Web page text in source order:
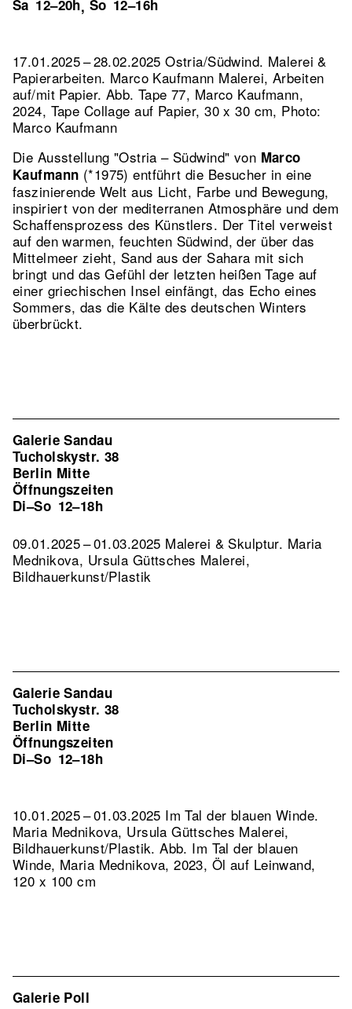
Sa 12–20h, So 12–16h
17.01.2025 – 28.02.2025 Ostria/Südwind. Malerei &
Papierarbeiten. Marco Kaufmann Malerei, Arbeiten
auf/mit Papier. Abb. Tape 77, Marco Kaufmann,
2024, Tape Collage auf Papier, 30 x 30 cm, Photo:
Marco Kaufmann
Die Ausstellung "Ostria – Südwind" von Marco
Kaufmann (*1975) entführt die Besucher in eine
faszinierende Welt aus Licht, Farbe und Bewegung,
inspiriert von der mediterranen Atmosphäre und dem
Schaffensprozess des Künstlers. Der Titel verweist
auf den warmen, feuchten Südwind, der über das
Mittelmeer zieht, Sand aus der Sahara mit sich
bringt und das Gefühl der letzten heißen Tage auf
einer griechischen Insel einfängt, das Echo eines
Sommers, das die Kälte des deutschen Winters
überbrückt.
Galerie Sandau
Tucholskystr. 38
Berlin Mitte
Öffnungszeiten
Di–So 12–18h
09.01.2025 – 01.03.2025 Malerei & Skulptur. Maria
Mednikova, Ursula Güttsches Malerei,
Bildhauerkunst/Plastik
Galerie Sandau
Tucholskystr. 38
Berlin Mitte
Öffnungszeiten
Di–So 12–18h
10.01.2025 – 01.03.2025 Im Tal der blauen Winde.
Maria Mednikova, Ursula Güttsches Malerei,
Bildhauerkunst/Plastik.Abb. Im Tal der blauen
Winde, Maria Mednikova, 2023, Öl auf Leinwand,
120 x 100 cm
Galerie Poll